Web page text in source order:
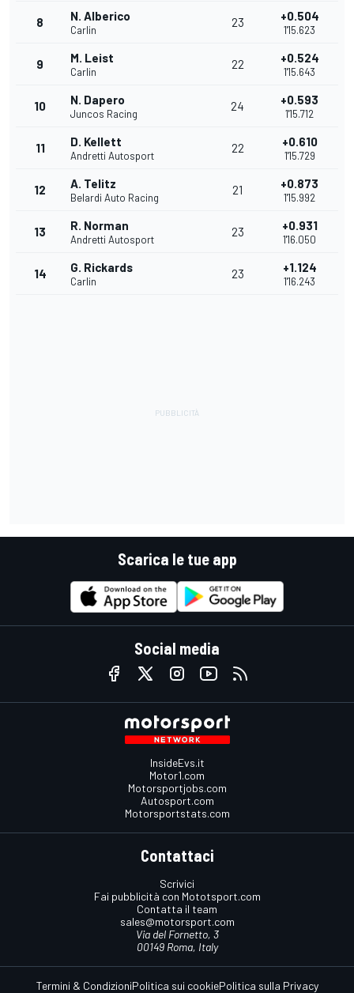
8 N. Alberico
Carlin
23 +0.504
1'15.623
9 M. Leist
Carlin
22 +0.524
1'15.643
10 N. Dapero
Juncos Racing
24 +0.593
1'15.712
11 D. Kellett
Andretti Autosport
22 +0.610
1'15.729
12 A. Telitz
Belardi Auto Racing
21 +0.873
1'15.992
13 R. Norman
Andretti Autosport
23 +0.931
1'16.050
14 G. Rickards
Carlin
23 +1.124
1'16.243
Scarica le tue app
Social media
InsideEvs.it
Motor1.com
Motorsportjobs.com
Autosport.com
Motorsportstats.com
Contattaci
Scrivici
Fai pubblicità con Mototsport.com
Contatta il team
sales@motorsport.com
Via del Fornetto, 3
00149 Roma, Italy
Termini & CondizioniPolitica sui cookiePolitica sulla Privacy